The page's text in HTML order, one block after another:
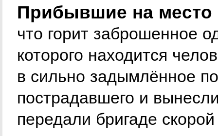
Прибывшие на место
что горит заброшенное
которого находится
в сильно задымлённое
пострадавшего и
передали бригаде